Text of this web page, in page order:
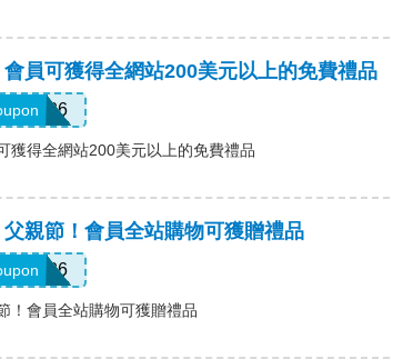
員可獲得全網站200美元以上的免費禮品
獲得全網站200美元以上的免費禮品
親節！會員全站購物可獲贈禮品
！會員全站購物可獲贈禮品